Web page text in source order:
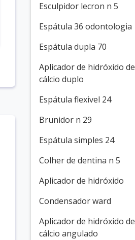
Esculpidor lecron n 5
Espátula 36 odontologia
Espátula dupla 70
Aplicador de hidróxido de
cálcio duplo
Espátula flexivel 24
Brunidor n 29
Espátula simples 24
Colher de dentina n 5
Aplicador de hidróxido
Condensador ward
Aplicador de hidróxido de
cálcio angulado